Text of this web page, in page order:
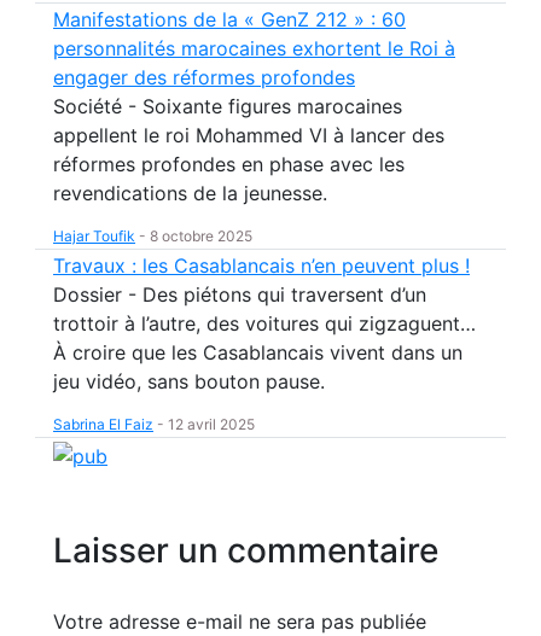
Manifestations de la « GenZ 212 » : 60
personnalités marocaines exhortent le Roi à
engager des réformes profondes
Société - Soixante figures marocaines
appellent le roi Mohammed VI à lancer des
réformes profondes en phase avec les
revendications de la jeunesse.
Hajar Toufik - 8 octobre 2025
Travaux : les Casablancais n’en peuvent plus !
Dossier - Des piétons qui traversent d’un
trottoir à l’autre, des voitures qui zigzaguent…
À croire que les Casablancais vivent dans un
jeu vidéo, sans bouton pause.
Sabrina El Faiz - 12 avril 2025
Laisser un commentaire
Votre adresse e-mail ne sera pas publiée